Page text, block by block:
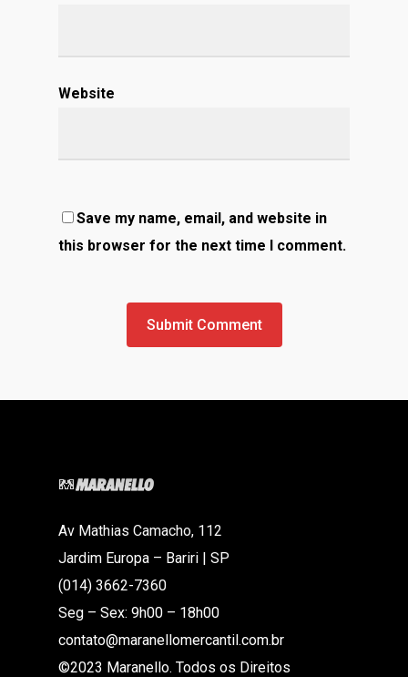
Website
Save my name, email, and website in
this browser for the next time I comment.
Av Mathias Camacho, 112
Jardim Europa – Bariri | SP
(014) 3662-7360
Seg – Sex: 9h00 – 18h00
contato@maranellomercantil.com.br
©2023 Maranello. Todos os Direitos